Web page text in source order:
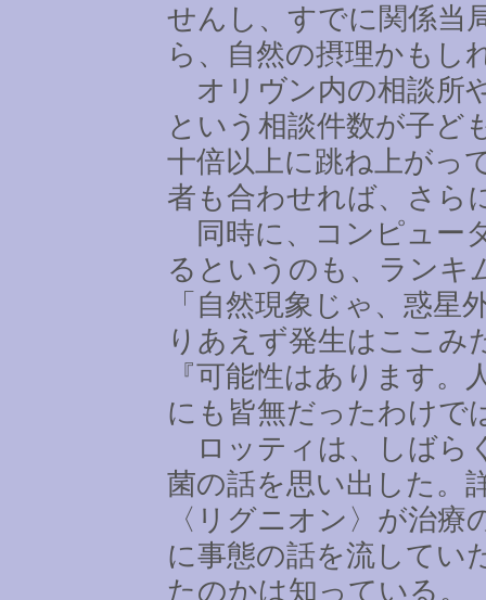
せんし、すでに関係当
ら、自然の摂理かもし
オリヴン内の相談所
という相談件数が子ど
十倍以上に跳ね上がっ
者も合わせれば、さら
同時に、コンピュー
るというのも、ランキ
「自然現象じゃ、惑
りあえず発生はここみ
『可能性はあります
にも皆無だったわけで
ロッティは、しばら
菌の話を思い出した。
〈リグニオン〉が治
に事態の話を流してい
たのかは知っている。